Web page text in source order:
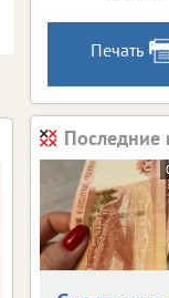
Печать
Последние